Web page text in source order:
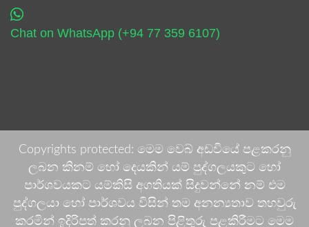
Chat on WhatsApp (+94 77 359 6107)
Copyrights protected: මෙම වෙබ් අඩවියේ පළකරනු
ලබන කිනම් හෝ දෙයකින් යම් පුද්ගලයකුට හෝ
පාර්ශවයකට යම්කිසි අගතියක් සිදුවන්නේ නම් එම
පුද්ගලයා හෝ පාර්ශවය විසින් තම අනන්‍යතාව තහවුරු
කරමින් ඉදිරිපත් කරනු ලබන පිළිතුරු පළකිරීමට මෙම